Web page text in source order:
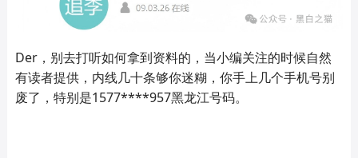
Der，别去打听如何拿到资料的，当小编关注的时候自然
有读者提供，内线几十条够你迷糊，你手上几个手机号别
废了，特别是1577****957黑龙江号码。